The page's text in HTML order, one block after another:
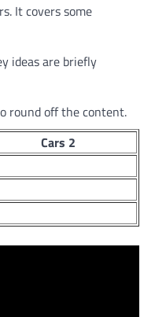
It covers some
ideas are briefly
round off the content.
Cars 2